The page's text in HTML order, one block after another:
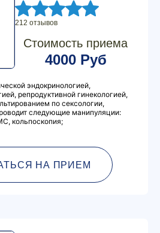
212 отзывов
Стоимость приема
4000 Руб
эндокринологией,
репродуктивной гинекологией,
по сексологии,
следующие манипуляции:
кольпоскопия;
НА ПРИЕМ